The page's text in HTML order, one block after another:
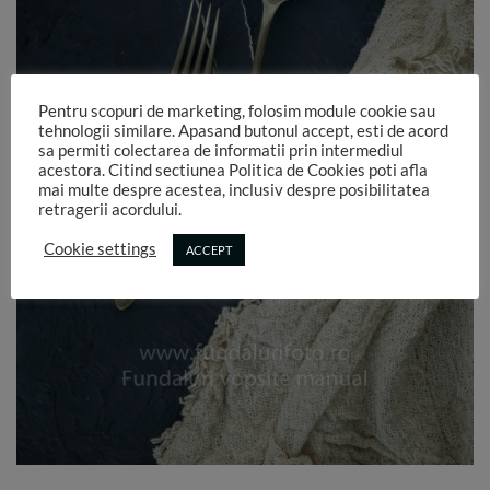
Pentru scopuri de marketing, folosim module cookie sau
tehnologii similare. Apasand butonul accept, esti de acord
sa permiti colectarea de informatii prin intermediul
acestora. Citind sectiunea Politica de Cookies poti afla
mai multe despre acestea, inclusiv despre posibilitatea
retragerii acordului.
Cookie settings ACCEPT